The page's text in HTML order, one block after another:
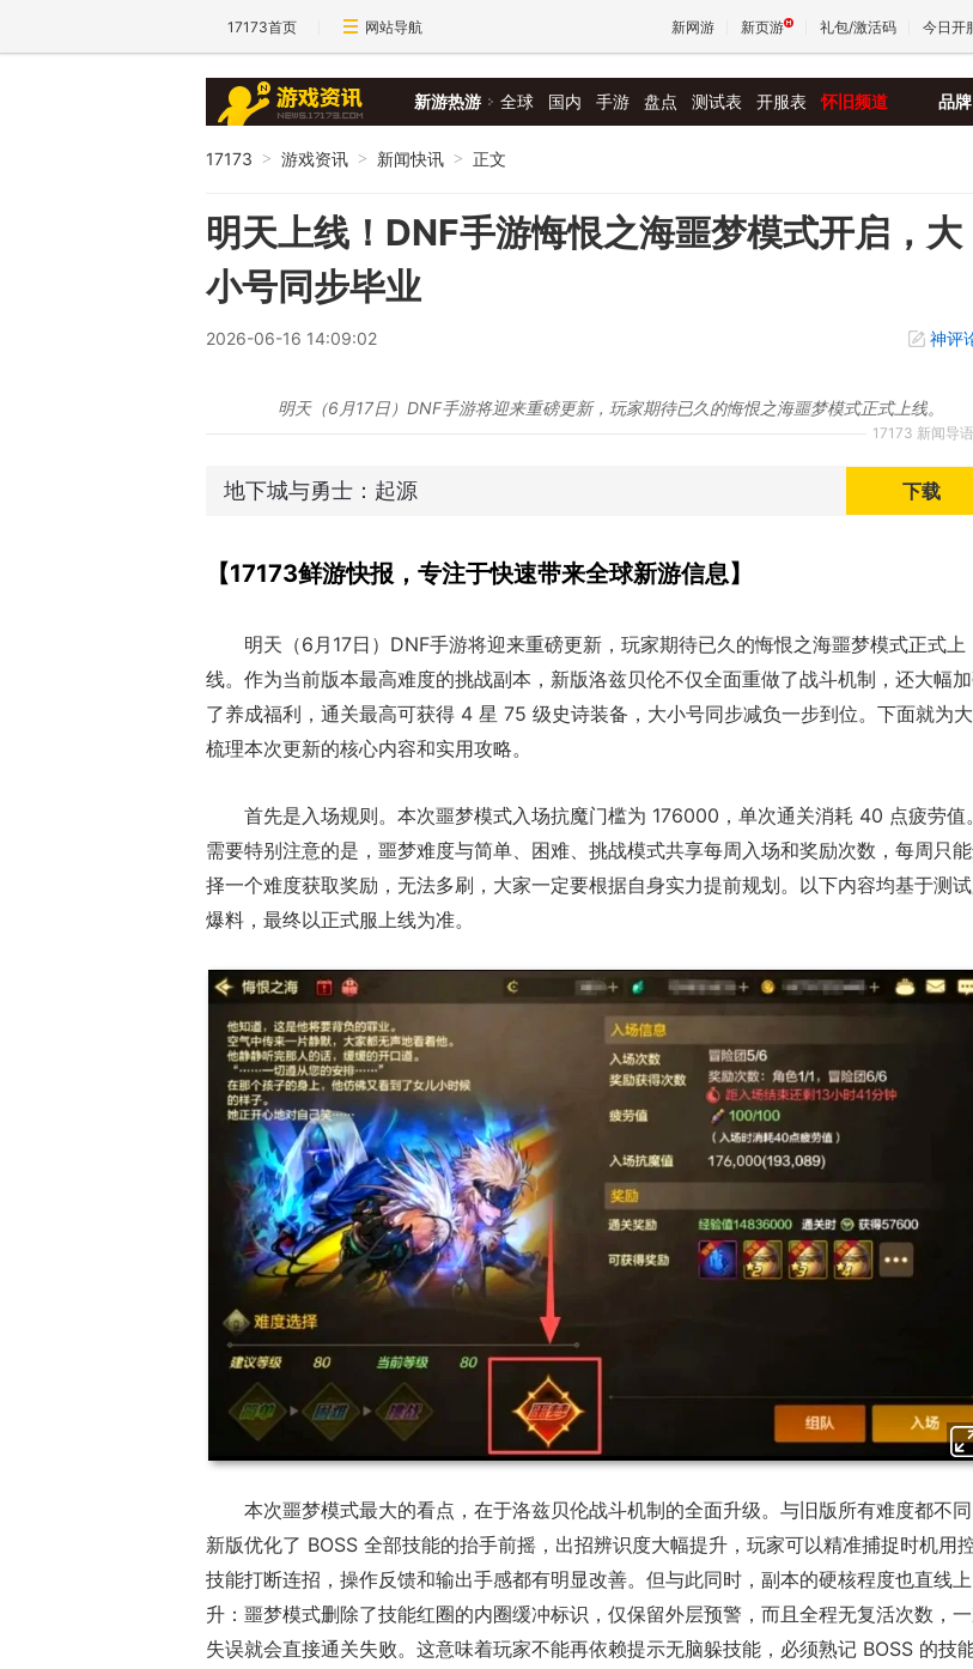
17173首页 网站导航 新网游 新页游 礼包/激活码 今日开
新游热游 全球 国内 手游 盘点 测试表 开服表 怀旧频道 品牌
17173 > 游戏资讯 > 新闻快讯 > 正文
明天上线！DNF手游悔恨之海噩梦模式开启，大
小号同步毕业
2026-06-16 14:09:02 神评
17173 新闻导语
明天（6月17日）DNF手游将迎来重磅更新，玩家期待已久的悔恨之海噩梦模式正式上线。
地下城与勇士：起源
国服官宣回归，但玩家这次还会买账吗？
下载
【17173鲜游快报，专注于快速带来全球新游信息】
明天（6月17日）DNF手游将迎来重磅更新，玩家期待已久的悔恨之海噩梦模式正式上
线。作为当前版本最高难度的挑战副本，新版洛兹贝伦不仅全面重做了战斗机制，还大幅
了养成福利，通关最高可获得 4 星 75 级史诗装备，大小号同步减负一步到位。下面就为
梳理本次更新的核心内容和实用攻略。
首先是入场规则。本次噩梦模式入场抗魔门槛为 176000，单次通关消耗 40 点疲劳值。
需要特别注意的是，噩梦难度与简单、困难、挑战模式共享每周入场和奖励次数，每周只
择一个难度获取奖励，无法多刷，大家一定要根据自身实力提前规划。以下内容均基于测
爆料，最终以正式服上线为准。
本次噩梦模式最大的看点，在于洛兹贝伦战斗机制的全面升级。与旧版所有难度都不同
新版优化了 BOSS 全部技能的抬手前摇，出招辨识度大幅提升，玩家可以精准捕捉时机用
技能打断连招，操作反馈和输出手感都有明显改善。但与此同时，副本的硬核程度也直线上
升：噩梦模式删除了技能红圈的内圈缓冲标识，仅保留外层预警，而且全程无复活次数，
失误就会直接通关失败。这意味着玩家不能再依赖提示无脑躲技能，必须熟记 BOSS 的技